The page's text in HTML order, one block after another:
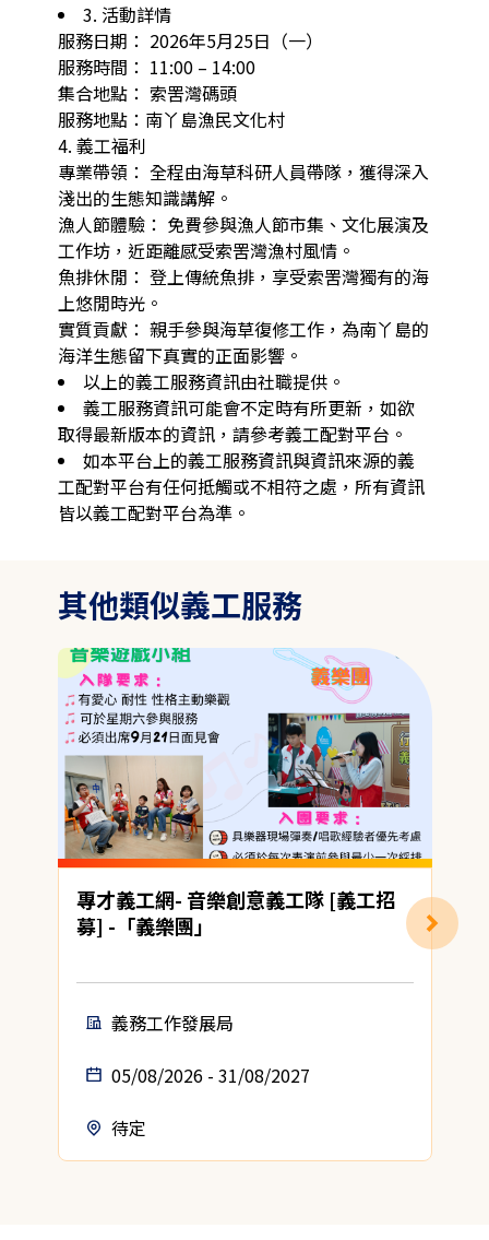
3. 活動詳情
服務日期： 2026年5月25日（一）
服務時間： 11:00 – 14:00
集合地點： 索罟灣碼頭
服務地點：南丫島漁民文化村
4. 義工福利
專業帶領： 全程由海草科研人員帶隊，獲得深入
淺出的生態知識講解。
漁人節體驗： 免費參與漁人節市集、文化展演及
工作坊，近距離感受索罟灣漁村風情。
魚排休閒： 登上傳統魚排，享受索罟灣獨有的海
上悠閒時光。
實質貢獻： 親手參與海草復修工作，為南丫島的
海洋生態留下真實的正面影響。
以上的義工服務資訊由社職提供。
義工服務資訊可能會不定時有所更新，如欲
取得最新版本的資訊，請參考義工配對平台。
如本平台上的義工服務資訊與資訊來源的義
工配對平台有任何抵觸或不相符之處，所有資訊
皆以義工配對平台為準。
其他類似義工服務
專才義工網- 音樂創意義工隊 [義工招
募] -「義樂團」
義務工作發展局
05/08/2026 - 31/08/2027
待定